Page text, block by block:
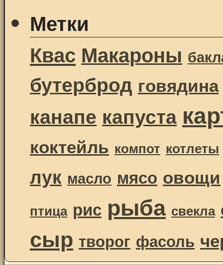
Метки
Квас Макароны
бутерброд говядина
канапе капуста
коктейль компот котлеты
лук масло мясо овощи
птица рис рыба свекла
сыр творог фасоль